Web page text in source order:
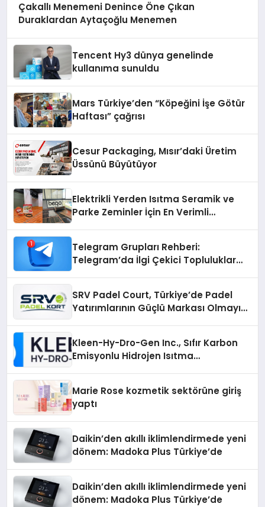
Çakallı Menemeni Denince Öne Çıkan
Duraklardan Aytaçoğlu Menemen
Tencent Hy3 dünya genelinde
kullanıma sunuldu
Mars Türkiye’den “Köpeğini İşe Götür
Haftası” çağrısı
Cesur Packaging, Mısır’daki Üretim
Üssünü Büyütüyor
Elektrikli Yerden Isıtma Seramik ve
Parke Zeminler İçin En Verimli
Telegram Grupları Rehberi:
Telegram’da İlgi Çekici Topluluklar
SRV Padel Court, Türkiye’de Padel
Yatırımlarının Güçlü Markası Olmayı
Kleen-Hy-Dro-Gen Inc., Sıfır Karbon
Emisyonlu Hidrojen Isıtma
Marie Rose kozmetik sektörüne giriş
yaptı
Daikin’den akıllı iklimlendirmede yeni
dönem: Madoka Plus Türkiye’de
Daikin’den akıllı iklimlendirmede yeni
dönem: Madoka Plus Türkiye’de